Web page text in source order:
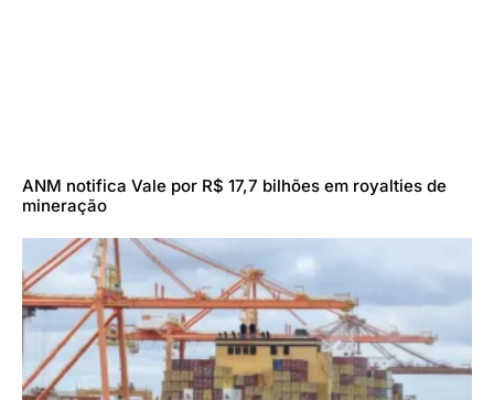
ANM notifica Vale por R$ 17,7 bilhões em royalties de
mineração